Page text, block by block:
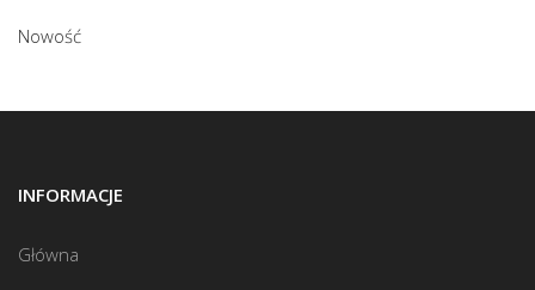
Nowość
INFORMACJE
Główna